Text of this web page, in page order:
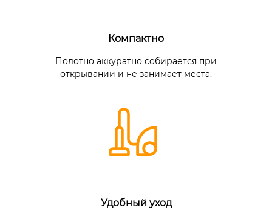
Компактно
Полотно аккуратно собирается при
открывании и не занимает места.
Удобный уход